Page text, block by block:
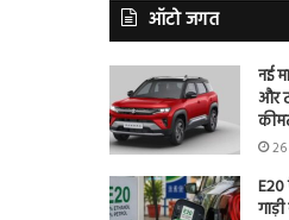
ऑटो जगत
नई
और